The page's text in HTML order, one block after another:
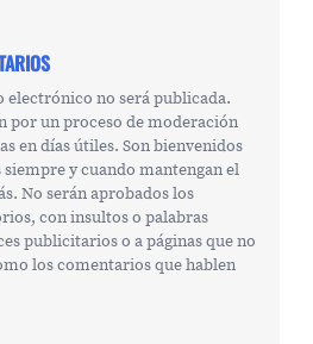
no será publicada.
por un proceso de moderación
en días útiles. Son bienvenidos
y cuando mantengan el
No serán aprobados los
con insultos o palabras
publicitarios o a páginas que no
los comentarios que hablen